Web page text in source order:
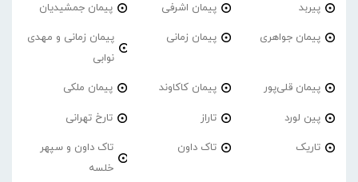
پیربد پیمان اشرفی پیمان جمشیدیان
پیمان جواهری پیمان زمانی
پیمان زمانی و مهدی
نوابی
پیمان قلی‌پور پیمان کاکاوند پیمان ملکی
پین لورد تاراز تارخ تهرانی
تاریک تاک داون
تاک داون و سپهر
خلسه